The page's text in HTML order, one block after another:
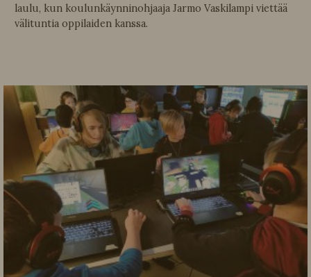
laulu, kun koulunkäynninohjaaja Jarmo Vaskilampi viettää
välituntia oppilaiden kanssa.